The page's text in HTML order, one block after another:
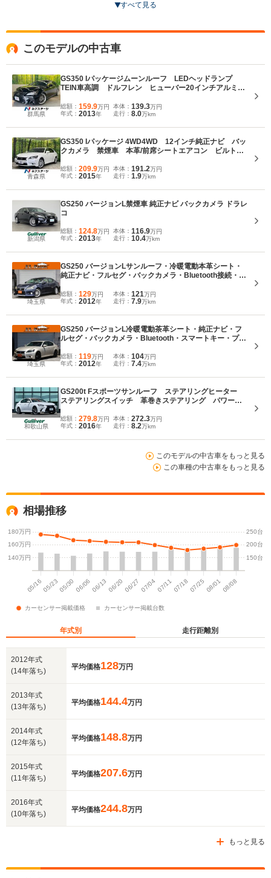
ルチェンジ。名前の由来であるグランドツーリングセダンとしての性能やパッ
て、今後各モデルに展開していく。エンジンは3.5Lに加え、新たに2.5LのV6エ
ンジンが採用された。いずれも組み合わされるトランスミッションは6速AT
で、3.5L車には通常の後輪駆動のほか4WD仕様も用意される。（2012.1）
すべて見る
このモデルの中古車
群馬県
GS350 Iパッケージムーンルーフ LEDヘッドランプ
TEIN車高調 ドルフレン ヒューバー20インチアルミホ
ーター ブラック革シート クルーズコントロール
総額： 159.9万円
年式： 2013年
本体： 139.3万円
走行： 8.0万km
青森県
GS350 Iパッケージ 4WD4WD 12インチ純正ナビ バッ
クカメラ 禁煙車 本革/前席シートエアコン ビルトイ
アルミ デュアルエアコン Bluetooth フルセグ
総額： 209.9万円
年式： 2015年
本体： 191.2万円
走行： 1.9万km
新潟県
GS250 バージョンL禁煙車 純正ナビ バックカメラ ドラレ
コ
総額： 124.8万円
年式： 2013年
本体： 116.9万円
走行： 10.4万km
埼玉県
GS250 バージョンLサンルーフ・冷暖電動本革シート・
純正ナビ・フルセグ・バックカメラ・Bluetooth接続・ス
クルーズコントロール・LEDヘッドライト・フォグラン
プ・社外18AW
総額： 129万円
年式： 2012年
本体： 121万円
走行： 7.9万km
埼玉県
GS250 バージョンL冷暖電動茶革シート・純正ナビ・フ
ルセグ・バックカメラ・Bluetooth・スマートキー・プッ
ッドライト・フォグ・純正18AW・ステアリングヒータ
ー・オートハイビーム
総額： 119万円
年式： 2012年
本体： 104万円
走行： 7.4万km
和歌山県
GS200t Fスポーツサンルーフ ステアリングヒーター
ステアリングスイッチ 革巻きステアリング パワーシ
BD再生 バックモニター BSM ドライブレコーダー
ビルトインETC
総額： 279.8万円
年式： 2016年
本体： 272.3万円
走行： 8.2万km
このモデルの中古車をもっと見る
この車種の中古車をもっと見る
相場推移
年式別 走行距離別
2012年式
(14年落ち)
平均価格128万円
2013年式
(13年落ち)
平均価格144.4万円
2014年式
(12年落ち)
平均価格148.8万円
2015年式
(11年落ち)
平均価格207.6万円
2016年式
(10年落ち)
平均価格244.8万円
もっと見る